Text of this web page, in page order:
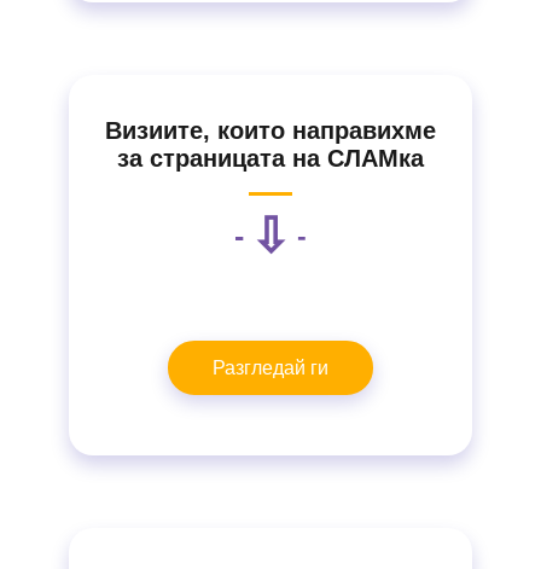
Визиите, които направихме
за страницата на СЛАМка
- ⇩ -
Разгледай ги